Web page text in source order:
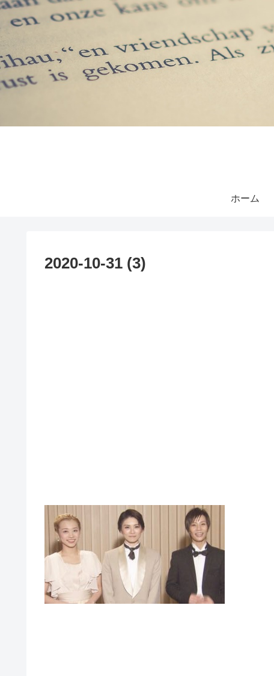
ホーム
2020-10-31 (3)